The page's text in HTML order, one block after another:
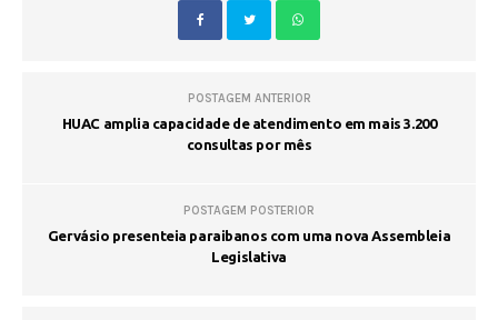
POSTAGEM ANTERIOR
HUAC amplia capacidade de atendimento em mais 3.200
consultas por mês
POSTAGEM POSTERIOR
Gervásio presenteia paraibanos com uma nova Assembleia
Legislativa